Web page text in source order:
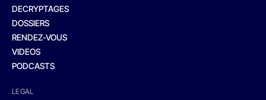
DECRYPTAGES
DOSSIERS
RENDEZ-VOUS
VIDEOS
PODCASTS
LEGAL